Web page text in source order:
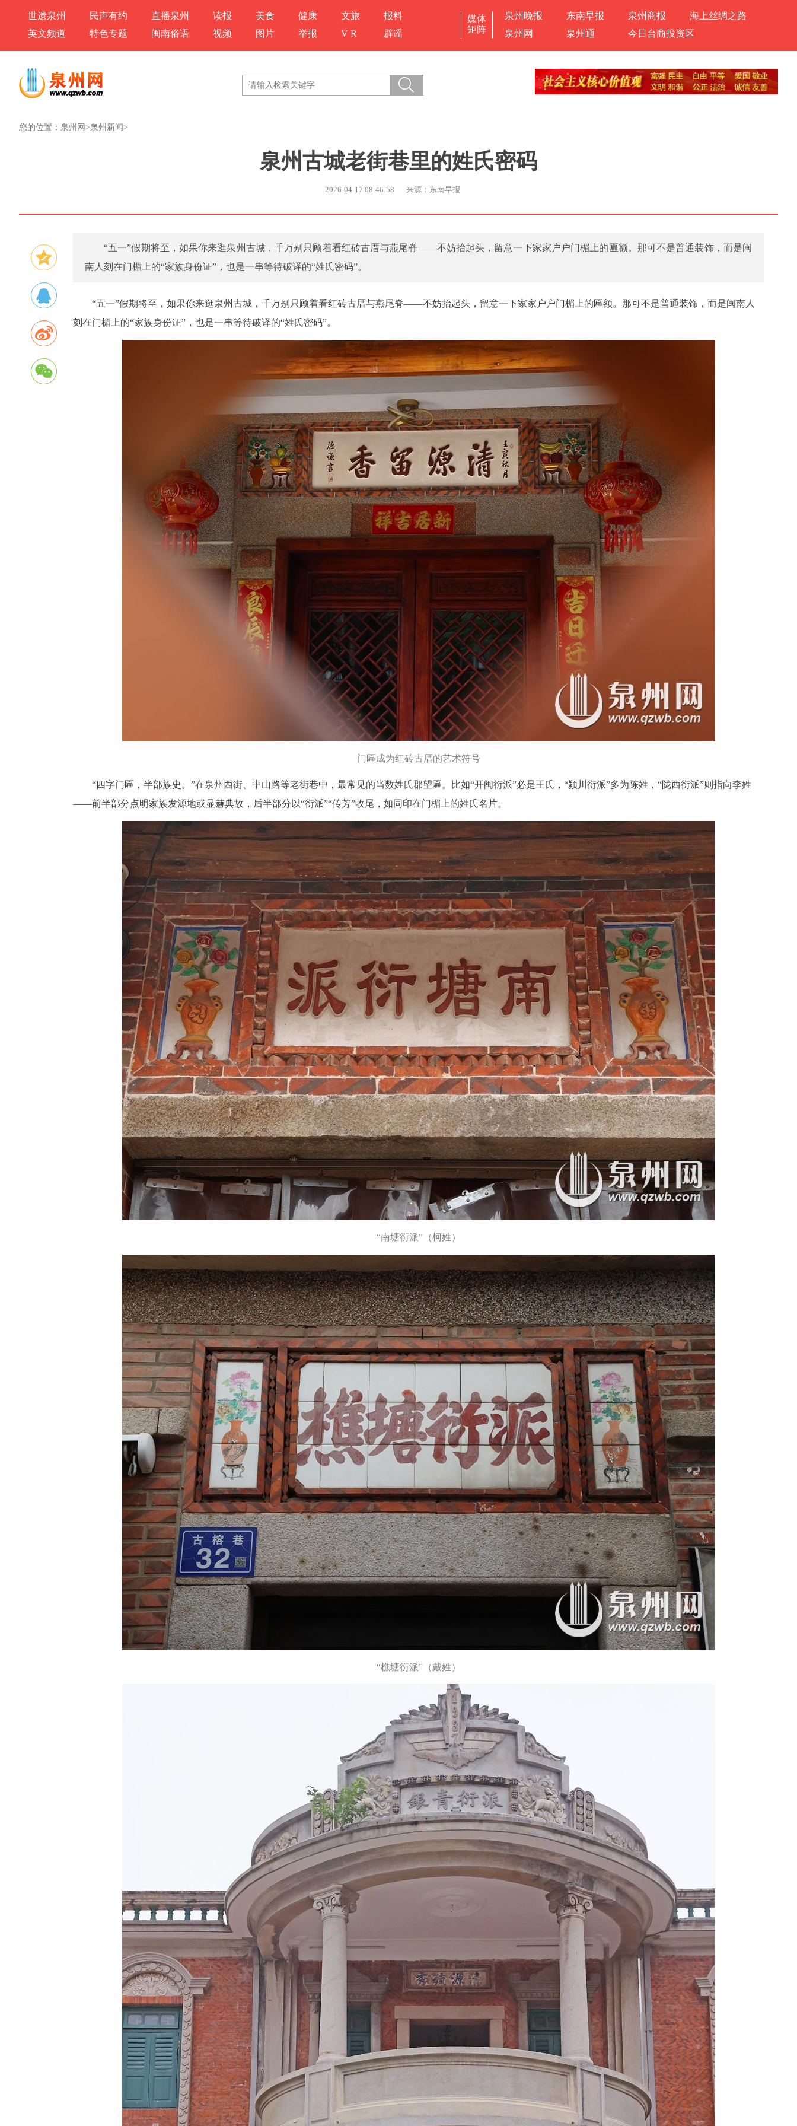
世遗泉州 民声有约 直播泉州 读报 美食 健康 文旅
报料
英文频道
特色专题 闽南俗语 视频 图片 举报 V R 辟谣
媒体
矩阵
泉州晚报 东南早报 泉州商报
海上丝绸之路
泉州网
泉州通 今日台商投资区
您的位置： 泉州网 >泉州新闻>
泉州古城老街巷里的姓氏密码
2026-04-17 08:46:58 来源：东南早报
“五一”假期将至，如果你来逛泉州古城，千万别只顾着看红砖古厝与燕尾脊——不妨抬起头，留意一下家家户户门楣上的匾额。那可不是普通装饰，而是闽
南人刻在门楣上的“家族身份证”，也是一串等待破译的“姓氏密码”。
“五一”假期将至，如果你来逛泉州古城，千万别只顾着看红砖古厝与燕尾脊——不妨抬起头，留意一下家家户户门楣上的匾额。那可不是普通装饰，而是闽南人
刻在门楣上的“家族身份证”，也是一串等待破译的“姓氏密码”。
门匾成为红砖古厝的艺术符号
“四字门匾，半部族史。”在泉州西街、中山路等老街巷中，最常见的当数姓氏郡望匾。比如“开闽衍派”必是王氏，“颍川衍派”多为陈姓，“陇西衍派”则指向李姓
——前半部分点明家族发源地或显赫典故，后半部分以“衍派”“传芳”收尾，如同印在门楣上的姓氏名片。
“南塘衍派”（柯姓）
“樵塘衍派”（戴姓）